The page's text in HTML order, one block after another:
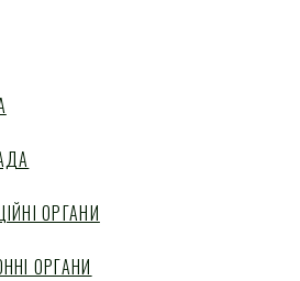
ОРГАНИ
ОРГАНИ